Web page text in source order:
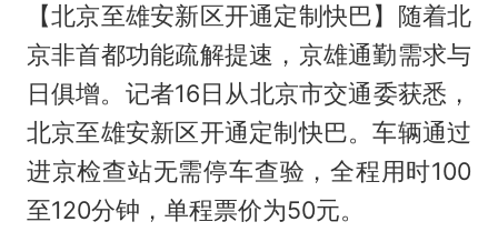
【北京至雄安新区开通定制快巴】随着北
京非首都功能疏解提速，京雄通勤需求与
日俱增。记者16日从北京市交通委获悉，
北京至雄安新区开通定制快巴。车辆通过
进京检查站无需停车查验，全程用时100
至120分钟，单程票价为50元。